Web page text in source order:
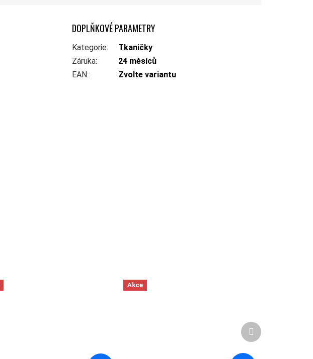
DOPLŇKOVÉ PARAMETRY
Kategorie:
Tkaničky
Záruka:
24 měsíců
EAN: Zvolte variantu
Akce
Další produkt